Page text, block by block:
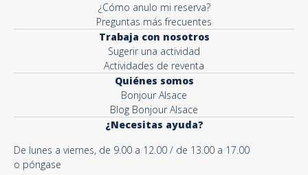
¿Cómo anulo mi reserva?
Preguntas más frecuentes
Trabaja con nosotros
Sugerir una actividad
Actividades de reventa
Quiénes somos
Bonjour Alsace
Blog Bonjour Alsace
¿Necesitas ayuda?
De lunes a viernes, de 9.00 a 12.00 / de 13.00 a 17.00
o póngase